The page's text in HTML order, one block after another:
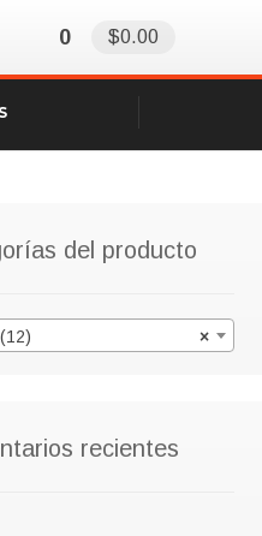
0 $0.00
del producto
×
recientes